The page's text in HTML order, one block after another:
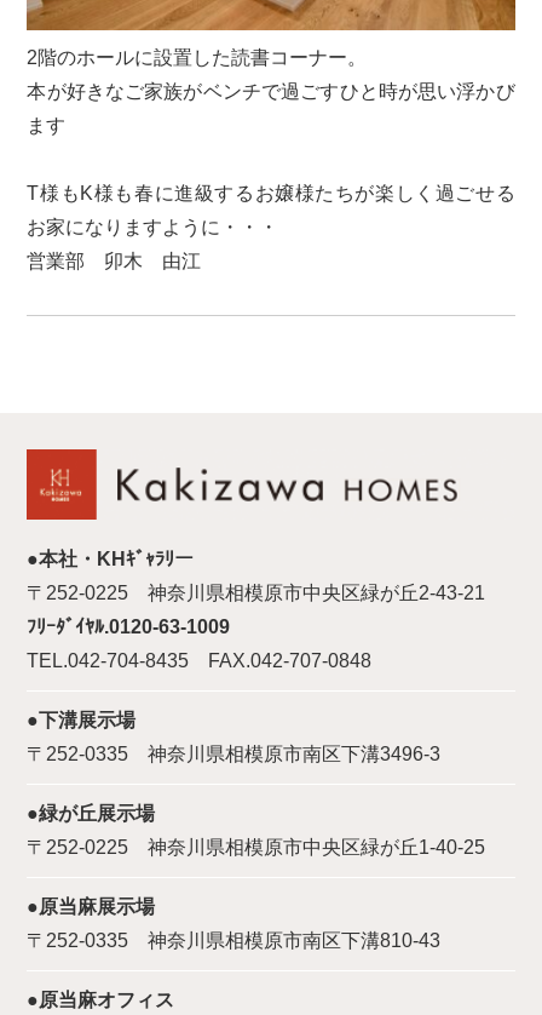
2階のホールに設置した読書コーナー。
本が好きなご家族がベンチで過ごすひと時が思い浮かび
ます
T様もK様も春に進級するお嬢様たちが楽しく過ごせる
お家になりますように・・・
営業部 卯木 由江
●本社・KHｷﾞｬﾗﾘー
〒252-0225 神奈川県相模原市中央区緑が丘2-43-21
ﾌﾘｰﾀﾞｲﾔﾙ.0120-63-1009
TEL.042-704-8435 FAX.042-707-0848
●下溝展示場
〒252-0335 神奈川県相模原市南区下溝3496-3
●緑が丘展示場
〒252-0225 神奈川県相模原市中央区緑が丘1-40-25
●原当麻展示場
〒252-0335 神奈川県相模原市南区下溝810-43
●原当麻オフィス